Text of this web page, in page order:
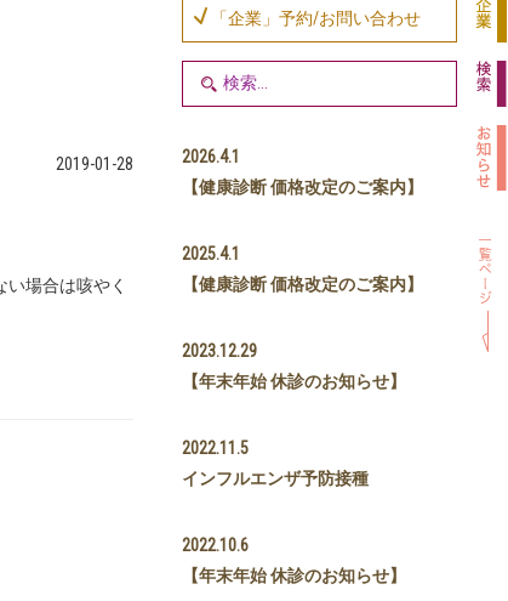
2019-01-28
場合は咳やく
「企業」予約/お問い合わせ
2026.4.1
【健康診断 価格改定のご案内】
2025.4.1
【健康診断 価格改定のご案内】
2023.12.29
【年末年始 休診のお知らせ】
2022.11.5
インフルエンザ予防接種
2022.10.6
【年末年始 休診のお知らせ】